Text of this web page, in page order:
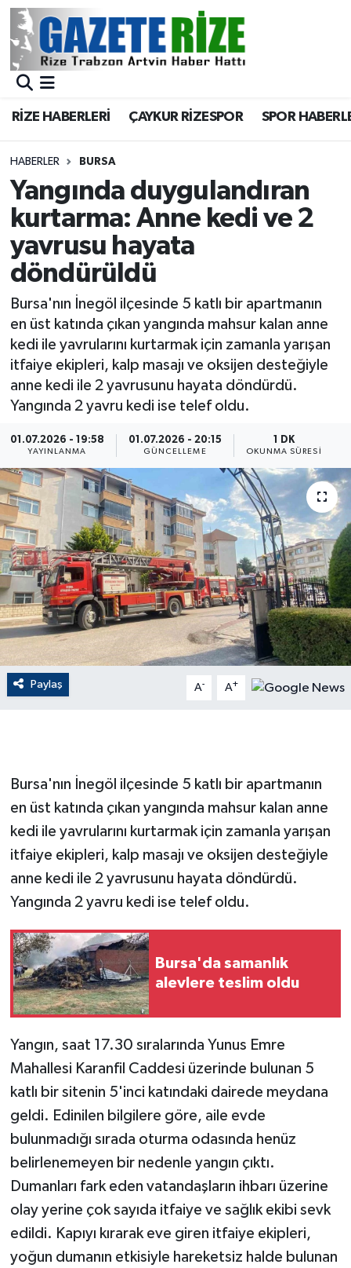
RİZE HABERLERİ ÇAYKUR RİZESPOR SPOR
HABERLER BURSA
Yangında duygulandıran
kurtarma: Anne kedi ve 2
yavrusu hayata
döndürüldü
Bursa'nın İnegöl ilçesinde 5 katlı bir apartmanın
en üst katında çıkan yangında mahsur kalan anne
kedi ile yavrularını kurtarmak için zamanla yarışan
itfaiye ekipleri, kalp masajı ve oksijen desteğiyle
anne kedi ile 2 yavrusunu hayata döndürdü.
Yangında 2 yavru kedi ise telef oldu.
01.07.2026 - 19:58
YAYINLANMA
01.07.2026 - 20:15
GÜNCELLEME
1 DK
OKUNMA SÜRESI
Paylaş A- A+
Bursa'nın İnegöl ilçesinde 5 katlı bir apartmanın
en üst katında çıkan yangında mahsur kalan anne
kedi ile yavrularını kurtarmak için zamanla yarışan
itfaiye ekipleri, kalp masajı ve oksijen desteğiyle
anne kedi ile 2 yavrusunu hayata döndürdü.
Yangında 2 yavru kedi ise telef oldu.
Bursa'da samanlık
alevlere teslim oldu
Yangın, saat 17.30 sıralarında Yunus Emre
Mahallesi Karanfil Caddesi üzerinde bulunan 5
katlı bir sitenin 5'inci katındaki dairede meydana
geldi. Edinilen bilgilere göre, aile evde
bulunmadığı sırada oturma odasında henüz
belirlenemeyen bir nedenle yangın çıktı.
Dumanları fark eden vatandaşların ihbarı üzerine
olay yerine çok sayıda itfaiye ve sağlık ekibi sevk
edildi. Kapıyı kırarak eve giren itfaiye ekipleri,
yoğun dumanın etkisiyle hareketsiz halde bulunan
BÖLGEMİZ
Asayiş
Rize Jandarma Komutanlığı
Bilim Teknoloji
Bölge
Advertising news
Canlı Maç
ÇEVRE
EĞİTİM
EKONOMİ
English News
Finans
Flaş Haber
Gayrimenkul
GÜNDEM
HABERDE İNSAN
İNSAN
İş Dünyası
Jandarma
Kadın
KÜLTÜR SANAT
MAGAZİN
Otomobil
POLİTİKA
Sağlık
SİYASET
Merkez Nöbetçi Eczaneler
Merkez Trafik Yoğunluk Haritası
Süper Lig Puan Durumu ve Fikstür
Tüm Manşetler
Son Dakika Haberleri
Haber Arşivi